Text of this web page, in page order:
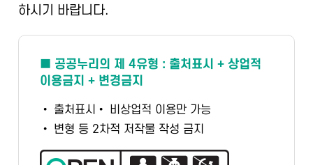
하시기 바랍니다.
■ 공공누리의 제 4유형 : 출처표시 + 상업적
이용금지 + 변경금지
• 출처표시 • 비상업적 이용만 가능
• 변형 등 2차적 저작물 작성 금지